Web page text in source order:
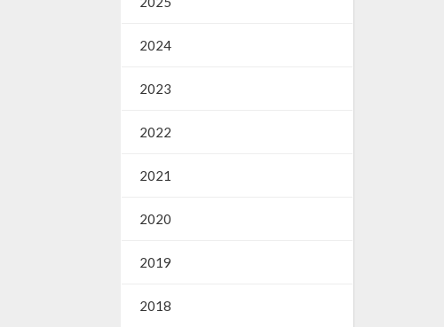
2024
2023
2022
2021
2020
2019
2018